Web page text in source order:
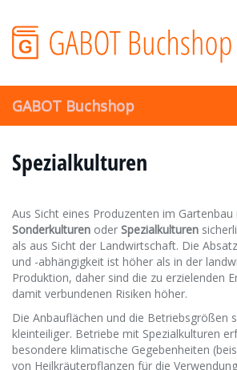
main
content
GABOT Buchshop
Spezialkulturen
Aus Sicht eines Produzenten im
Sonderkulturen oder Spezialkulturen
als aus Sicht der Landwirtschaft. Die
und -abhängigkeit ist höher als in der
Produktion, daher sind die zu erzielenden
damit verbundenen Risiken höher.
Die Anbauflächen und die Betriebsgrößen
kleinteiliger. Betriebe mit Spezialkulturen
besondere klimatische Gegebenheiten
von Heilkräuterpflanzen für die